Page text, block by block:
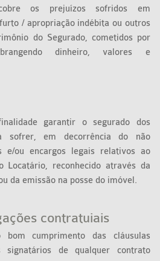
os prejuízos sofridos em
/ apropriação indébita ou outros
do Segurado, cometidos por
dinheiro, valores e
garantir o segurado dos
sofrer, em decorrência do não
e/ou encargos legais relativos ao
Locatário, reconhecido através da
da emissão na posse do imóvel.
contratuiais
cumprimento das cláusulas
de qualquer contrato